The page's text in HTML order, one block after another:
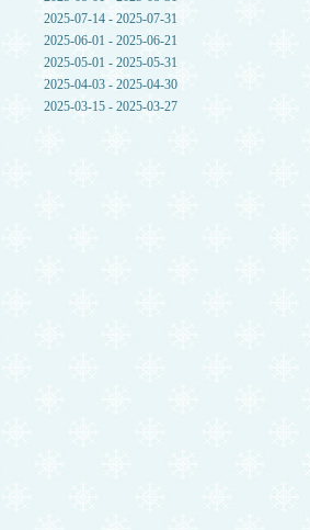
2025-07-14 - 2025-07-31
2025-06-01 - 2025-06-21
2025-05-01 - 2025-05-31
2025-04-03 - 2025-04-30
2025-03-15 - 2025-03-27